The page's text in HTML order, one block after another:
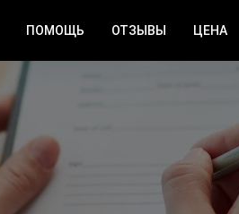
ПОМОЩЬ ОТЗЫВЫ ЦЕНА